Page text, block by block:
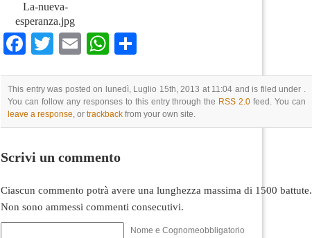
La-nueva-
esperanza.jpg
Facebook
TwitterEmailWhatsApp
This entry was posted on lunedì, Luglio 15th, 2013 at 11:04 and is filed under .
You can follow any responses to this entry through the RSS 2.0 feed. You can
leave a response, or trackback from your own site.
Scrivi un commento
Ciascun commento potrà avere una lunghezza massima di 1500 battute.
Non sono ammessi commenti consecutivi.
Nome e Cognomeobbligatorio